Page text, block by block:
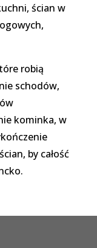
ścian w
robią
schodów,
kominka, w
by całość